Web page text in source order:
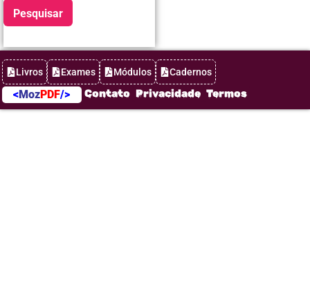
Pesquisar
Livros Exames Módulos Cadernos
<MozPDF/> Contato Privacidade Termos